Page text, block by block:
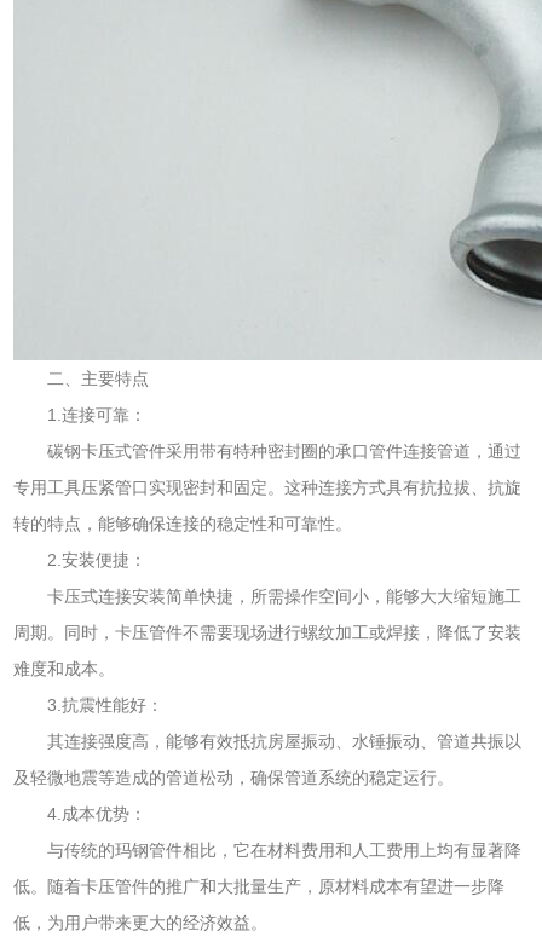
二、主要特点
1.连接可靠：
碳钢卡压式管件采用带有特种密封圈的承口管件连接管道，通过
专用工具压紧管口实现密封和固定。这种连接方式具有抗拉拔、抗旋
转的特点，能够确保连接的稳定性和可靠性。
2.安装便捷：
卡压式连接安装简单快捷，所需操作空间小，能够大大缩短施工
周期。同时，卡压管件不需要现场进行螺纹加工或焊接，降低了安装
难度和成本。
3.抗震性能好：
其连接强度高，能够有效抵抗房屋振动、水锤振动、管道共振以
及轻微地震等造成的管道松动，确保管道系统的稳定运行。
4.成本优势：
与传统的玛钢管件相比，它在材料费用和人工费用上均有显著降
低。随着卡压管件的推广和大批量生产，原材料成本有望进一步降
低，为用户带来更大的经济效益。